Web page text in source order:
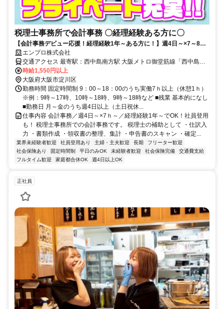
税理士事務所で会計事務 〇経理経験ある方に〇
【会計事務デビュー応援！経理経験1年～ある方に！】週4日～×7～8ｈ
／家庭や育児との両立も〇！社員登用のチャンスも！
エンプロ株式会社
交通アクセス 最寄駅：西中島南方駅 大阪メトロ御堂筋線「西中島南
方駅 徒歩9分」 阪急京都線「南方駅 徒歩13分」 阪急各線「十三駅 徒
歩20分」 所在地：大阪府大阪市淀川区木川東 ※自転車通勤OK
時給1,550円以上
大阪府大阪市淀川区
勤務時間 固定時間制 9：00～18：00のうち実働7ｈ以上（休憩1ｈ）
※例：9時～17時、10時～18時、9時～18時など ■残業 基本的になし
■勤務日 月～金のうち週4日以上（土日祝休...
仕事内容 会計事務／週4日～×7ｈ～／経理経験1年～でOK！社員登用
も！ 税理士事務所での会計事務です。 税理士の補助として ・仕訳入
力 ・書類作成 ・領収書の整理、集計 ・申告書のスキャン ・確定...
業界未経験者歓迎 社員登用あり 主婦・主夫歓迎 長期
フリーター歓迎
社会保険あり
固定時間制 平日のみOK 未経験者歓迎 社会保険完備
交通費支給
フルタイム歓迎
家庭都合休OK 週4日以上OK
正社員